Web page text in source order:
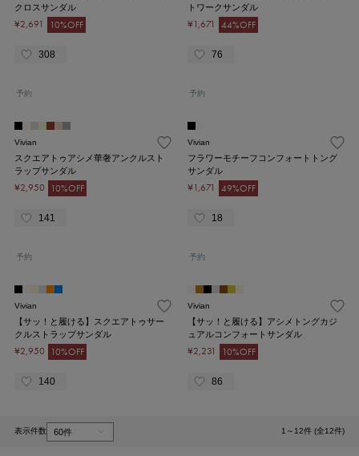
クロスサンダル
¥2,691 10%OFF
308
トワークサンダル
¥1,671 44%OFF
76
予約
Vivian
スクエアトゥアシメ華奢アンクルスト
ラップサンダル
¥2,950 10%OFF
141
予約
Vivian
フラワーモチーフコンフォートトング
サンダル
¥1,671 49%OFF
18
予約
Vivian
【サッ！と履ける】スクエアトゥサー
クルストラップサンダル
¥2,950 10%OFF
140
予約
Vivian
【サッ！と履ける】アシメトングカジ
ュアルコンフォートサンダル
¥2,231 10%OFF
86
表示件数 1～12件 (全12件)